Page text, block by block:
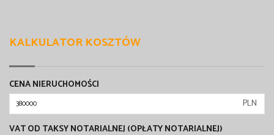
KALKULATOR KOSZTÓW
CENA NIERUCHOMOŚCI
PLN
VAT OD TAKSY NOTARIALNEJ (OPŁATY NOTARIALNEJ)